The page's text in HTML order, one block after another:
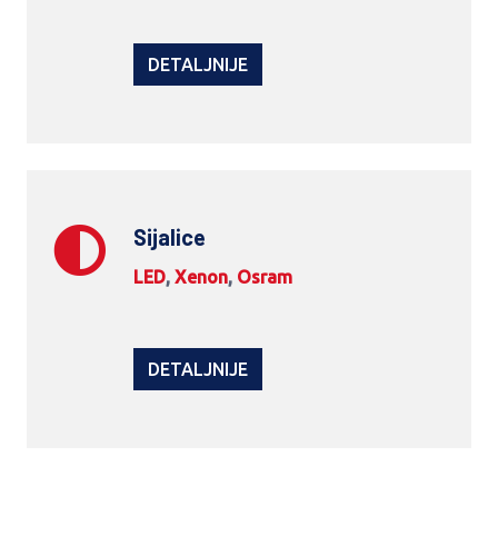
DETALJNIJE
Sijalice
LED, Xenon, Osram
DETALJNIJE